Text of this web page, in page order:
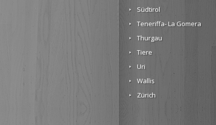
Südtirol
Teneriffa- La Gomera
Thurgau
Tiere
Uri
Wallis
Zürich